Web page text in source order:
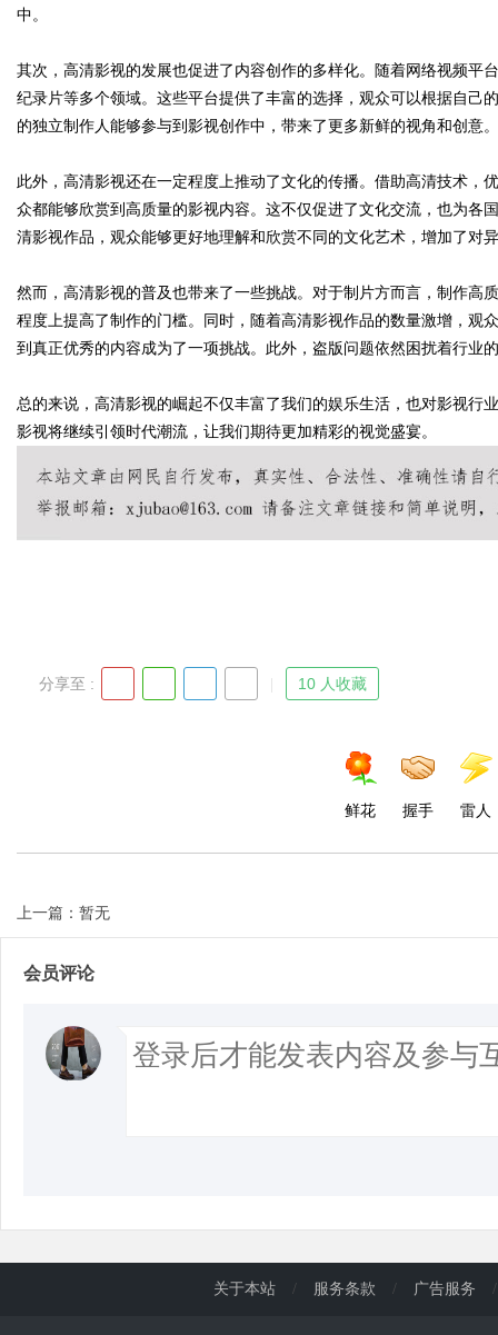
!
Bo
中。
其次，高清影视的发展也促进了内容创作的多样化。随着网络视频平
纪录片等多个领域。这些平台提供了丰富的选择，观众可以根据自己
的独立制作人能够参与到影视创作中，带来了更多新鲜的视角和创意。
此外，高清影视还在一定程度上推动了文化的传播。借助高清技术，
众都能够欣赏到高质量的影视内容。这不仅促进了文化交流，也为各
清影视作品，观众能够更好地理解和欣赏不同的文化艺术，增加了对
然而，高清影视的普及也带来了一些挑战。对于制片方而言，制作高
程度上提高了制作的门槛。同时，随着高清影视作品的数量激增，观
到真正优秀的内容成为了一项挑战。此外，盗版问题依然困扰着行业
总的来说，高清影视的崛起不仅丰富了我们的娱乐生活，也对影视行
影视将继续引领时代潮流，让我们期待更加精彩的视觉盛宴。
分享至 : 10 人收藏
鲜花 握手 雷人
上一篇：暂无
会员评论
关于本站 / 服务条款 / 广告服务 /